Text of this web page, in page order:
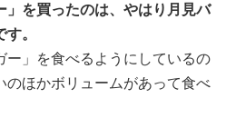
」を買ったのは、やはり月見バ
。
ー」を食べるようにしているの
のほかボリュームがあって食べ